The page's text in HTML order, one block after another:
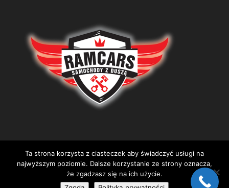
Ta strona korzysta z ciasteczek aby świadczyć usługi na
najwyższym poziomie. Dalsze korzystanie ze strony oznacza,
że zgadzasz się na ich użycie.